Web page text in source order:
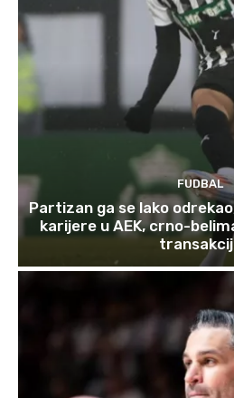
FUDBAL
Partizan ga se lako
karijere u AEK, crno-